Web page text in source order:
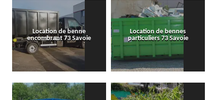
Location de benne
encombrant 73 Savoie
Location de bennes
particuliers 73 Savoie